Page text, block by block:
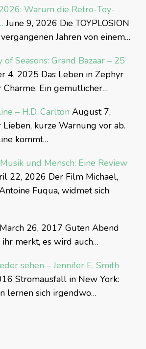
Warum die Retro-Toy-
June 9, 2026 Die TOYPLOSION
Jahren von einem…
Seasons: Grand Bazaar – 25
4, 2025 Das Leben in Zephyr
Ein gemütlicher…
– H.D. Carlton August 7,
kurze Warnung vor ab.
kommt…
und Mensch: Eine Review
22, 2026 Der Film Michael,
Fuqua, widmet sich
March 26, 2017 Guten Abend
merkt, es wird auch…
sehen – Jennifer E. Smith
Stromausfall in New York:
lernen sich irgendwo…